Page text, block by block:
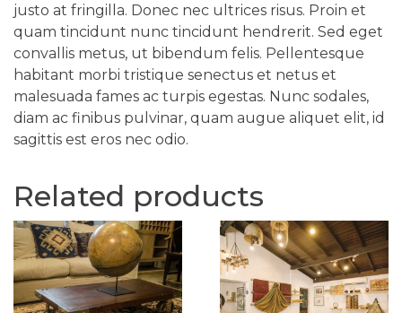
justo at fringilla. Donec nec ultrices risus. Proin et
quam tincidunt nunc tincidunt hendrerit. Sed eget
convallis metus, ut bibendum felis. Pellentesque
habitant morbi tristique senectus et netus et
malesuada fames ac turpis egestas. Nunc sodales,
diam ac finibus pulvinar, quam augue aliquet elit, id
sagittis est eros nec odio.
Related products